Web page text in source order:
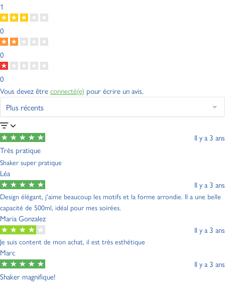
1
0
0
0
Vous devez êtreconnecté(e) pour écrire un avis.
Il y a 3 ans
Très pratique
Shaker super pratique
Léa
Il y a 3 ans
Design élégant, j'aime beaucoup les motifs et la forme arrondie. Il a une belle
capacité de 500ml, idéal pour mes soirées.
Maria Gonzalez
Il y a 3 ans
Je suis content de mon achat, il est très esthétique
Marc
Il y a 3 ans
Shaker magnifique!